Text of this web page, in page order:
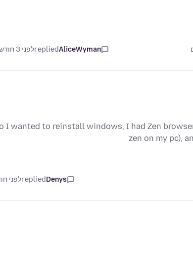
AliceWyman
repliedלפני 3 חודשים
I wanted to reinstall windows, I had Zen
zen on my pc),
Denys
repliedלפני